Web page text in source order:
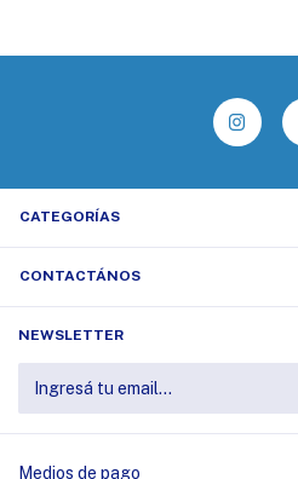
CATEGORÍAS
CONTACTÁNOS
NEWSLETTER
Medios de pago